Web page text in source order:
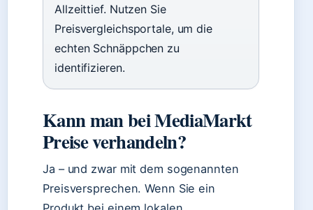
Allzeittief. Nutzen Sie
Preisvergleichsportale, um die
echten Schnäppchen zu
identifizieren.
Kann man bei MediaMarkt
Preise verhandeln?
Ja – und zwar mit dem sogenannten
Preisversprechen. Wenn Sie ein